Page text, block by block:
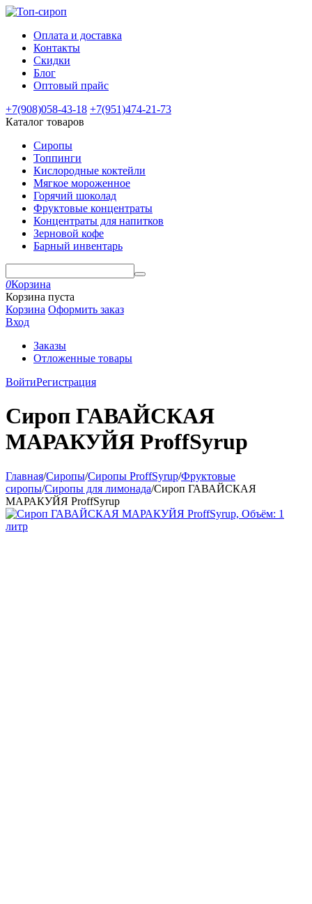
Оплата и доставка
Контакты
Скидки
Блог
Оптовый прайс
+7(908)058-43-18 +7(951)474-21-73
Каталог товаров
Сиропы
Топпинги
Кислородные коктейли
Мягкое мороженное
Горячий шоколад
Фруктовые концентраты
Концентраты для напитков
Зерновой кофе
Барный инвентарь
0Корзина
Корзина пуста
Корзина Оформить заказ
Вход
Заказы
Отложенные товары
ВойтиРегистрация
Сироп ГАВАЙСКАЯ
МАРАКУЙЯ ProffSyrup
Главная/Сиропы/Сиропы ProffSyrup/Фруктовые
сиропы/Сиропы для лимонада/Сироп ГАВАЙСКАЯ
МАРАКУЙЯ ProffSyrup